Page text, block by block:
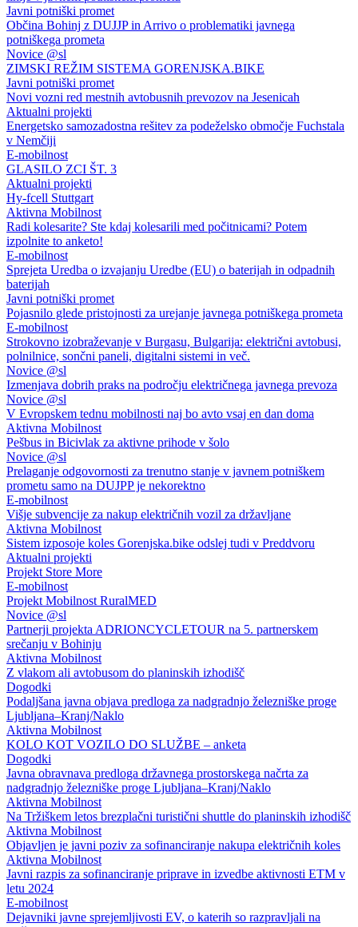
Javni potniški promet
Občina Bohinj z DUJJP in Arrivo o problematiki javnega
potniškega prometa
Novice @sl
ZIMSKI REŽIM SISTEMA GORENJSKA.BIKE
Javni potniški promet
Novi vozni red mestnih avtobusnih prevozov na Jesenicah
Aktualni projekti
Energetsko samozadostna rešitev za podeželsko območje Fuchstala
v Nemčiji
E-mobilnost
GLASILO ZCI ŠT. 3
Aktualni projekti
Hy-fcell Stuttgart
Aktivna Mobilnost
Radi kolesarite? Ste kdaj kolesarili med počitnicami? Potem
izpolnite to anketo!
E-mobilnost
Sprejeta Uredba o izvajanju Uredbe (EU) o baterijah in odpadnih
baterijah
Javni potniški promet
Pojasnilo glede pristojnosti za urejanje javnega potniškega prometa
E-mobilnost
Strokovno izobraževanje v Burgasu, Bulgarija: električni avtobusi,
polnilnice, sončni paneli, digitalni sistemi in več.
Novice @sl
Izmenjava dobrih praks na področju električnega javnega prevoza
Novice @sl
V Evropskem tednu mobilnosti naj bo avto vsaj en dan doma
Aktivna Mobilnost
Pešbus in Bicivlak za aktivne prihode v šolo
Novice @sl
Prelaganje odgovornosti za trenutno stanje v javnem potniškem
prometu samo na DUJPP je nekorektno
E-mobilnost
Višje subvencije za nakup električnih vozil za državljane
Aktivna Mobilnost
Sistem izposoje koles Gorenjska.bike odslej tudi v Preddvoru
Aktualni projekti
Projekt Store More
E-mobilnost
Projekt Mobilnost RuralMED
Novice @sl
Partnerji projekta ADRIONCYCLETOUR na 5. partnerskem
srečanju v Bohinju
Aktivna Mobilnost
Z vlakom ali avtobusom do planinskih izhodišč
Dogodki
Podaljšana javna objava predloga za nadgradnjo železniške proge
Ljubljana–Kranj/Naklo
Aktivna Mobilnost
KOLO KOT VOZILO DO SLUŽBE – anketa
Dogodki
Javna obravnava predloga državnega prostorskega načrta za
nadgradnjo železniške proge Ljubljana–Kranj/Naklo
Aktivna Mobilnost
Na Tržiškem letos brezplačni turistični shuttle do planinskih izhodišč
Aktivna Mobilnost
Objavljen je javni poziv za sofinanciranje nakupa električnih koles
Aktivna Mobilnost
Javni razpis za sofinanciranje priprave in izvedbe aktivnosti ETM v
letu 2024
E-mobilnost
Dejavniki javne sprejemljivosti EV, o katerih so razpravljali na